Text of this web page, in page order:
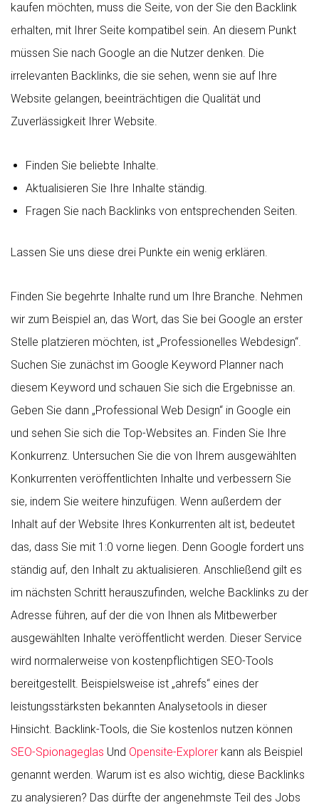
kaufen möchten, muss die Seite, von der Sie den Backlink
erhalten, mit Ihrer Seite kompatibel sein. An diesem Punkt
müssen Sie nach Google an die Nutzer denken. Die
irrelevanten Backlinks, die sie sehen, wenn sie auf Ihre
Website gelangen, beeinträchtigen die Qualität und
Zuverlässigkeit Ihrer Website.
Finden Sie beliebte Inhalte.
Aktualisieren Sie Ihre Inhalte ständig.
Fragen Sie nach Backlinks von entsprechenden Seiten.
Lassen Sie uns diese drei Punkte ein wenig erklären.
Finden Sie begehrte Inhalte rund um Ihre Branche. Nehmen
wir zum Beispiel an, das Wort, das Sie bei Google an erster
Stelle platzieren möchten, ist „Professionelles Webdesign“.
Suchen Sie zunächst im Google Keyword Planner nach
diesem Keyword und schauen Sie sich die Ergebnisse an.
Geben Sie dann „Professional Web Design“ in Google ein
und sehen Sie sich die Top-Websites an. Finden Sie Ihre
Konkurrenz. Untersuchen Sie die von Ihrem ausgewählten
Konkurrenten veröffentlichten Inhalte und verbessern Sie
sie, indem Sie weitere hinzufügen. Wenn außerdem der
Inhalt auf der Website Ihres Konkurrenten alt ist, bedeutet
das, dass Sie mit 1:0 vorne liegen. Denn Google fordert uns
ständig auf, den Inhalt zu aktualisieren. Anschließend gilt es
im nächsten Schritt herauszufinden, welche Backlinks zu der
Adresse führen, auf der die von Ihnen als Mitbewerber
ausgewählten Inhalte veröffentlicht werden. Dieser Service
wird normalerweise von kostenpflichtigen SEO-Tools
bereitgestellt. Beispielsweise ist „ahrefs“ eines der
leistungsstärksten bekannten Analysetools in dieser
Hinsicht. Backlink-Tools, die Sie kostenlos nutzen können
SEO-Spionageglas Und Opensite-Explorer kann als Beispiel
genannt werden. Warum ist es also wichtig, diese Backlinks
zu analysieren? Das dürfte der angenehmste Teil des Jobs